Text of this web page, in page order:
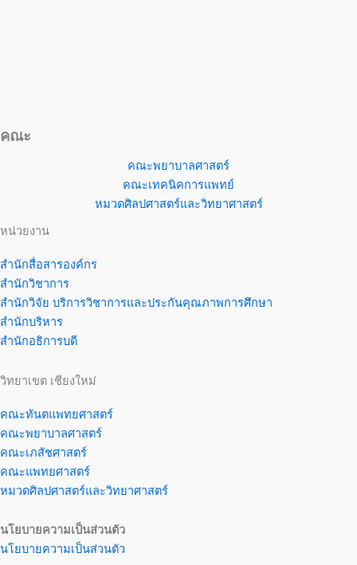
คณะ
คณะพยาบาลศาสตร์
คณะเทคนิคการแพทย์
หมวดศิลปศาสตร์และวิทยาศาสตร์
หน่วยงาน
สำนักสื่อสารองค์กร
สำนักวิชาการ
สำนักวิจัย บริการวิชาการและประกันคุณภาพการศึกษา
สำนักบริหาร
สำนักอธิการบดี
วิทยาเขต เชียงใหม่
คณะทันตแพทยศาสตร์
คณะพยาบาลศาสตร์
คณะเภสัชศาสตร์
คณะแพทยศาสตร์
หมวดศิลปศาสตร์และวิทยาศาสตร์
นโยบายความเป็นส่วนตัว
นโยบายความเป็นส่วนตัว